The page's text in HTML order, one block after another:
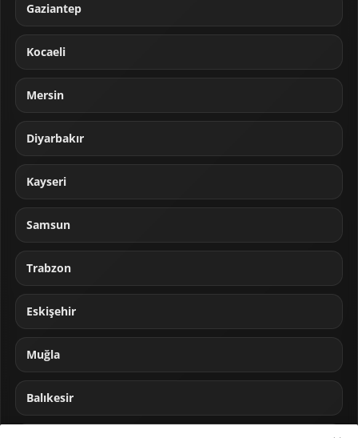
Gaziantep
Kocaeli
Mersin
Diyarbakır
Kayseri
Samsun
Trabzon
Eskişehir
Muğla
Balıkesir